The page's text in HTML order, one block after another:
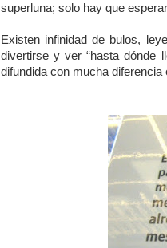
superluna; solo hay que esperar
Existen infinidad de bulos,
divertirse y ver “hasta dónde
difundida con mucha diferencia